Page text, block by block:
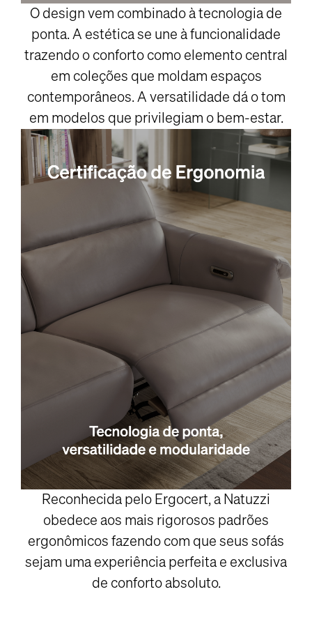
O design vem combinado à tecnologia de
ponta. A estética se une à funcionalidade
trazendo o conforto como elemento central
em coleções que moldam espaços
contemporâneos. A versatilidade dá o tom
em modelos que privilegiam o bem-estar.
Reconhecida pelo Ergocert, a Natuzzi
obedece aos mais rigorosos padrões
ergonômicos fazendo com que seus sofás
sejam uma experiência perfeita e exclusiva
de conforto absoluto.